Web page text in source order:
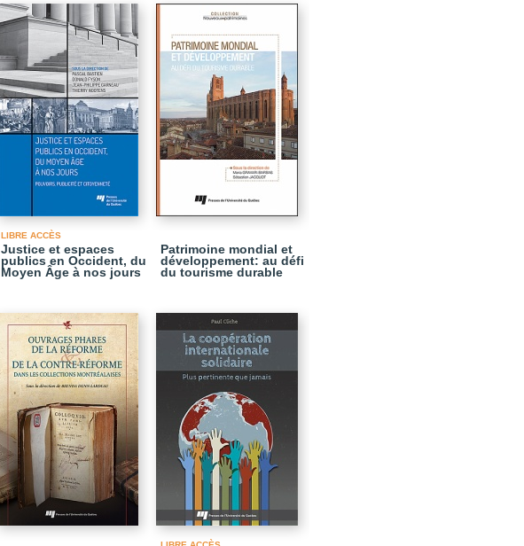
LIBRE ACCÈS
Justice et espaces
publics en Occident, du
Moyen Âge à nos jours
Patrimoine mondial et
développement: au défi
du tourisme durable